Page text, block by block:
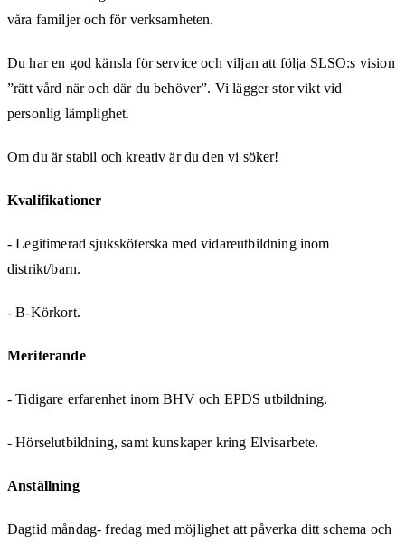
våra familjer och för verksamheten.
Du har en god känsla för service och viljan att följa SLSO:s vision
”rätt vård när och där du behöver”. Vi lägger stor vikt vid
personlig lämplighet.
Om du är stabil och kreativ är du den vi söker!
Kvalifikationer
- Legitimerad sjuksköterska med vidareutbildning inom
distrikt/barn.
- B-Körkort.
Meriterande
- Tidigare erfarenhet inom BHV och EPDS utbildning.
- Hörselutbildning, samt kunskaper kring Elvisarbete.
Anställning
Dagtid måndag- fredag med möjlighet att påverka ditt schema och